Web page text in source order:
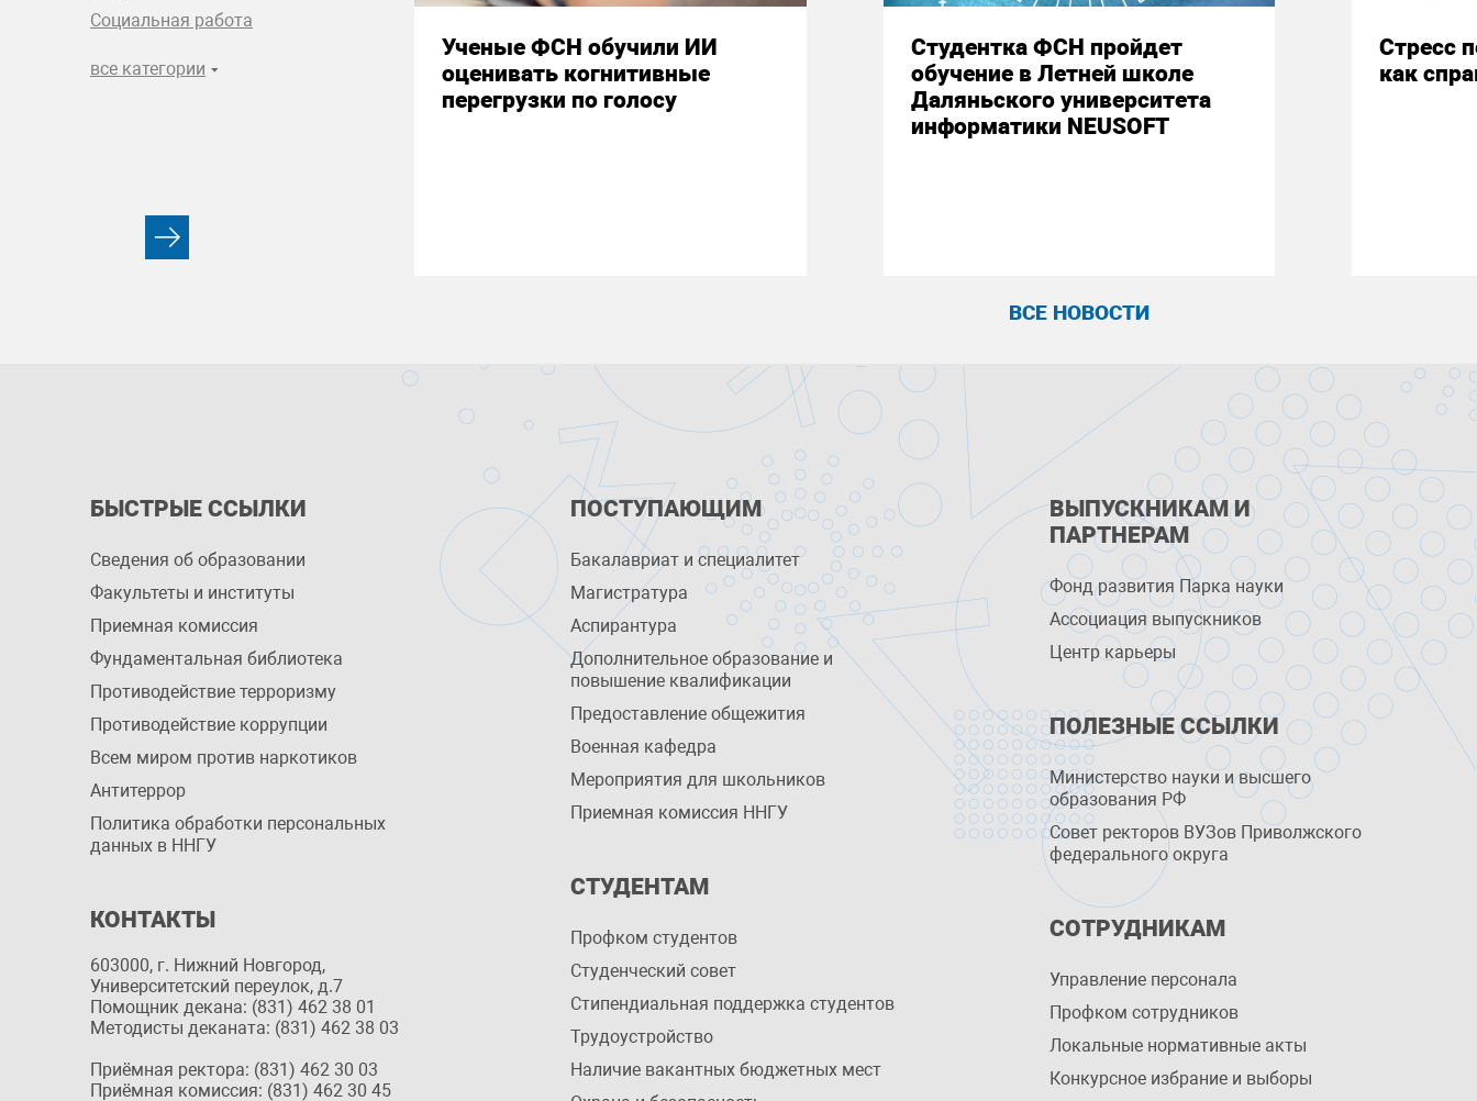
Социальная работа
все категории
Ученые ФСН обучили ИИ
оценивать когнитивные
перегрузки по голосу
Студентка ФСН пройдет
обучение в Летней школе
Даляньского университета
информатики NEUSOFT
Стресс
как
ВСЕ НОВОСТИ
БЫСТРЫЕ ССЫЛКИ
Сведения об образовании
Факультеты и институты
Приемная комиссия
Фундаментальная библиотека
Противодействие терроризму
Противодействие коррупции
Всем миром против наркотиков
Антитеррор
Политика обработки персональных
данных в ННГУ
КОНТАКТЫ
603000, г. Нижний Новгород,
Университетский переулок, д.7
Помощник декана: (831) 462 38 01
Методисты деканата: (831) 462 38 03
Приёмная ректора: (831) 462 30 03
Приёмная комиссия: (831) 462 30 45
ПОСТУПАЮЩИМ
Бакалавриат и специалитет
Магистратура
Аспирантура
Дополнительное образование и
повышение квалификации
Предоставление общежития
Военная кафедра
Мероприятия для школьников
Приемная комиссия ННГУ
СТУДЕНТАМ
Профком студентов
Студенческий совет
Стипендиальная поддержка студентов
Трудоустройство
Наличие вакантных бюджетных мест
ВЫПУСКНИКАМ И
ПАРТНЕРАМ
Фонд развития Парка науки
Ассоциация выпускников
Центр карьеры
ПОЛЕЗНЫЕ ССЫЛКИ
Министерство науки и высшего
образования РФ
Совет ректоров ВУЗов Приволжского
федерального округа
СОТРУДНИКАМ
Управление персоналa
Профком сотрудников
Локальные нормативные акты
Конкурсное избрание и выборы